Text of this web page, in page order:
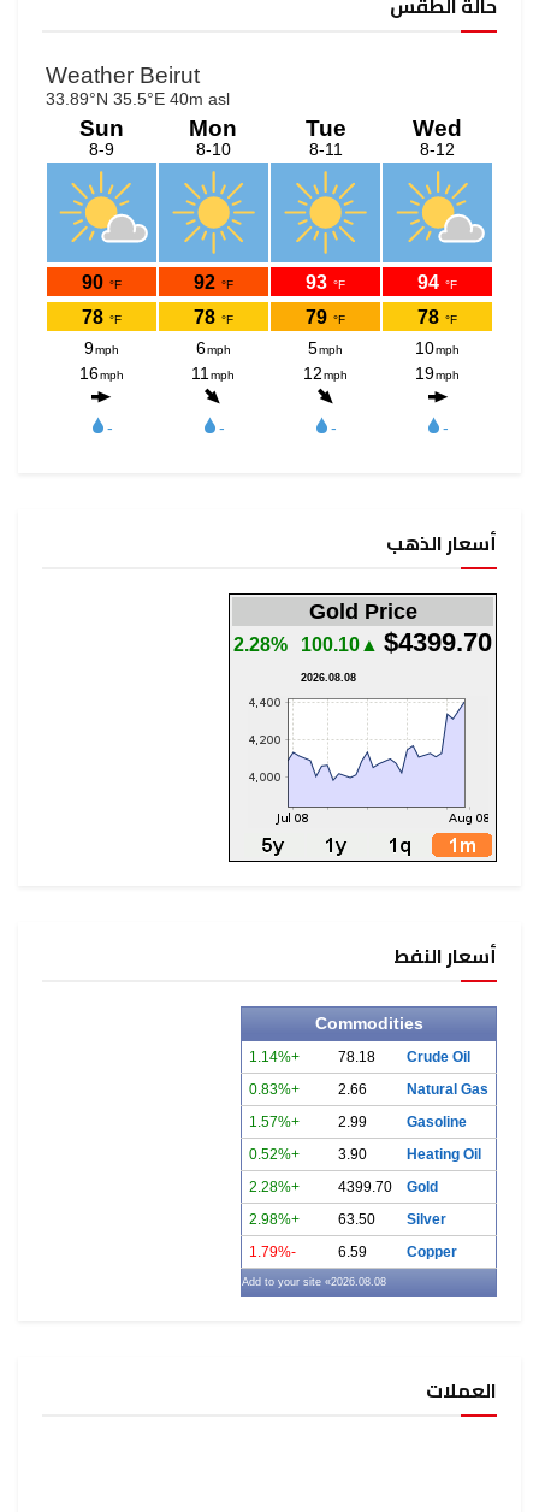
أسعار الذهب
Gold Price
$4399.70
▲100.10
2.28%
2026.08.08
أسعار النفط
Commodities
Crude Oil
78.18
+1.14%
Natural Gas
2.66
+0.83%
Gasoline
2.99
+1.57%
Heating Oil
3.90
+0.52%
Gold
4399.70
+2.28%
Silver
63.50
+2.98%
Copper
6.59
-1.79%
2026.08.08
» Add to your site
العملات